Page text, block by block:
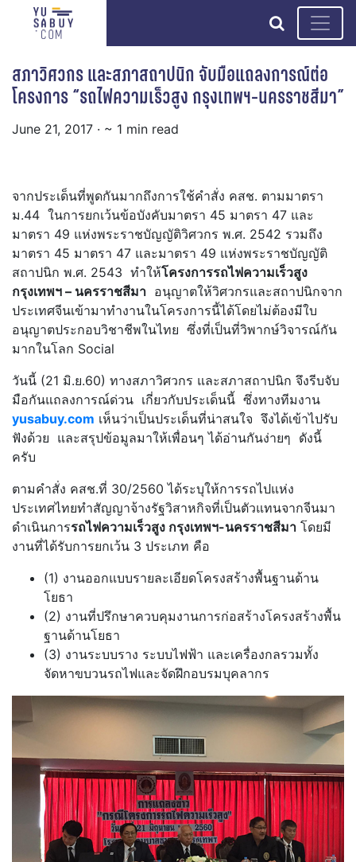
search
สภาวิศวกร และสภาสถาปนิก จับมือแถลงการณ์ต่อ
โครงการ “รถไฟความเร็วสูง กรุงเทพฯ-นครราชสีมา”
June 21, 2017 · ~ 1 min read
จากประเด็นที่พูดกันมากถึงการใช้คำสั่ง คสช. ตามมาตรา
ม.44 ในการยกเว้นข้อบังคับมาตรา 45 มาตรา 47 และ
มาตรา 49 แห่งพระราชบัญญัติวิศวกร พ.ศ. 2542 รวมถึง
มาตรา 45 มาตรา 47 และมาตรา 49 แห่งพระราชบัญญัติ
สถาปนิก พ.ศ. 2543 ทำให้โครงการรถไฟความเร็วสูง
กรุงเทพฯ – นครราชสีมา อนุญาตให้วิศวกรและสถาปนิกจาก
ประเทศจีนเข้ามาทำงานในโครงการนี้ได้โดยไม่ต้องมีใบ
อนุญาตประกอบวิชาชีพในไทย ซึ่งที่เป็นที่วิพากษ์วิจารณ์กัน
มากในโลก Social
วันนี้ (21 มิ.ย.60) ทางสภาวิศวกร และสภาสถาปนิก จึงรีบจับ
มือกันแถลงการณ์ด่วน เกี่ยวกับประเด็นนี้ ซึ่งทางทีมงาน
yusabuy.com เห็นว่าเป็นประเด็นที่น่าสนใจ จึงได้เข้าไปรับ
ฟังด้วย และสรุปข้อมูลมาให้เพื่อนๆ ได้อ่านกันง่ายๆ ดังนี้
ครับ
ตามคำสั่ง คสช.ที่ 30/2560 ได้ระบุให้การรถไปแห่ง
ประเทศไทยทำสัญญาจ้างรัฐวิสาหกิจที่เป็นตัวแทนจากจีนมา
ดำเนินการรถไฟความเร็วสูง กรุงเทพฯ-นครราชสีมา โดยมี
งานที่ได้รับการยกเว้น 3 ประเภท คือ
(1) งานออกแบบรายละเอียดโครงสร้างพื้นฐานด้าน
โยธา
(2) งานที่ปรึกษาควบคุมงานการก่อสร้างโครงสร้างพื้น
ฐานด้านโยธา
(3) งานระบบราง ระบบไฟฟ้า และเครื่องกลรวมทั้ง
จัดหาขบวนรถไฟและจัดฝึกอบรมบุคลากร